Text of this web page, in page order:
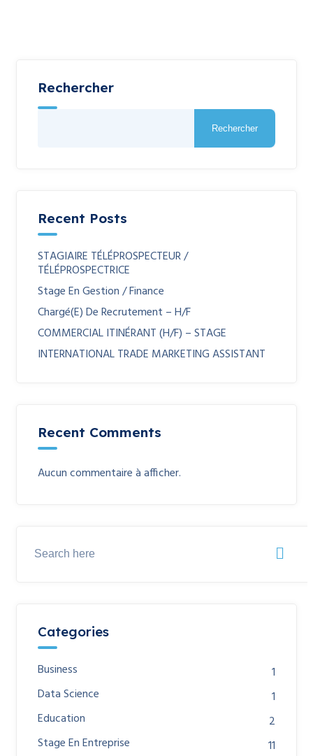
Rechercher
Rechercher
Recent Posts
STAGIAIRE TÉLÉPROSPECTEUR /
TÉLÉPROSPECTRICE
Stage En Gestion / Finance
Chargé(e) De Recrutement – H/F
COMMERCIAL ITINÉRANT (H/F) – STAGE
INTERNATIONAL TRADE MARKETING ASSISTANT
Recent Comments
Aucun commentaire à afficher.
Categories
Business
1
Data Science
1
Education
2
Stage En Entreprise
11